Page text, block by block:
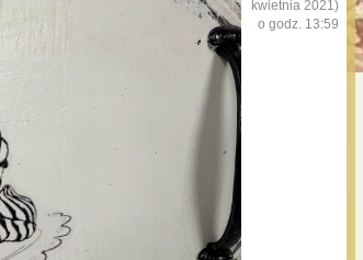
kwietnia 2021)
o godz. 13:59